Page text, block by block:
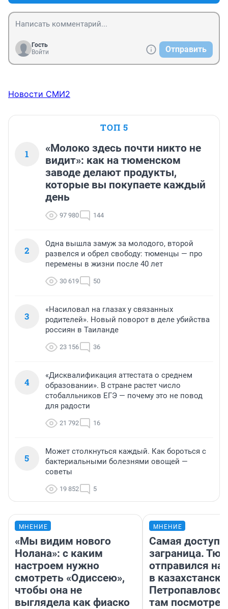
Гость
Войти
Отправить
Новости СМИ2
ТОП 5
1
«Молоко здесь почти никто не
видит»: как на тюменском
заводе делают продукты,
которые вы покупаете каждый
день
97 980 144
2
Одна вышла замуж за молодого, второй
развелся и обрел свободу: тюменцы — про
перемены в жизни после 40 лет
30 619 50
3
«Насиловал на глазах у связанных
родителей». Новый поворот в деле убийства
россиян в Таиланде
23 156 36
4
«Дисквалификация аттестата о среднем
образовании». В стране растет число
стобалльников ЕГЭ — почему это не повод
для радости
21 792 16
5
Может столкнуться каждый. Как бороться с
бактериальными болезнями овощей —
советы
19 852 5
МНЕНИЕ
«Мы видим нового
Нолана»: с каким
настроем нужно
смотреть «Одиссею»,
чтобы она не
выглядела как фиаско
МНЕНИЕ
Самая
заграница.
отправился
в
там